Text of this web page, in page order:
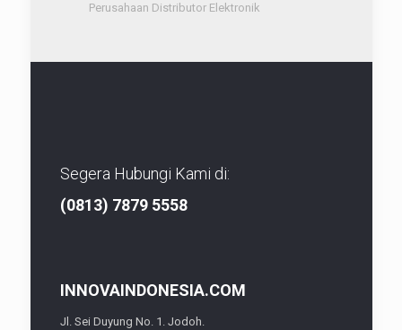
Perusahaan Distributor Elektronik
Segera Hubungi Kami di:
(0813) 7879 5558
INNOVAINDONESIA.COM
Jl. Sei Duyung No. 1. Jodoh.